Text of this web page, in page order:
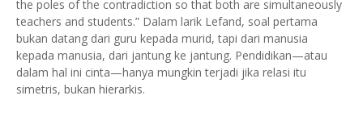
the poles of the contradiction so that both are simultaneously
teachers and students.” Dalam larik Lefand, soal pertama
bukan datang dari guru kepada murid, tapi dari manusia
kepada manusia, dari jantung ke jantung. Pendidikan—atau
dalam hal ini cinta—hanya mungkin terjadi jika relasi itu
simetris, bukan hierarkis.